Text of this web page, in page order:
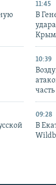
11:45
В
10:39
09:28
В